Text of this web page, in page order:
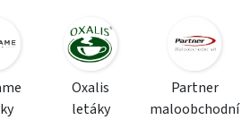
Oxalis
letáky
Partner
maloobchodní